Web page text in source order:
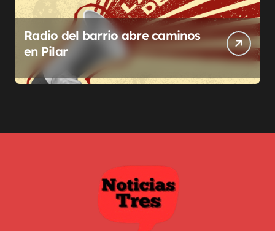
Radio del barrio abre caminos
en Pilar